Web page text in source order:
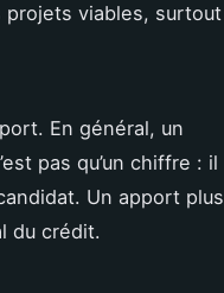
projets viables, surtout
En général, un
pas qu’un chiffre : il
Un apport plus
du crédit.